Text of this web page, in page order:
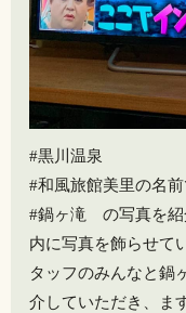
#黒川温泉
#和風旅館美里の名前
#鍋ヶ滝 の写真を紹
内に写真を飾らせて
タッフのみんなと鍋
介していただき、ま